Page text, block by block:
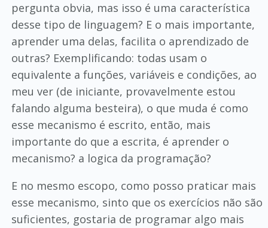
pergunta obvia, mas isso é uma característica
desse tipo de linguagem? E o mais importante,
aprender uma delas, facilita o aprendizado de
outras? Exemplificando: todas usam o
equivalente a funções, variáveis e condições, ao
meu ver (de iniciante, provavelmente estou
falando alguma besteira), o que muda é como
esse mecanismo é escrito, então, mais
importante do que a escrita, é aprender o
mecanismo? a logica da programação?
E no mesmo escopo, como posso praticar mais
esse mecanismo, sinto que os exercícios não são
suficientes, gostaria de programar algo mais